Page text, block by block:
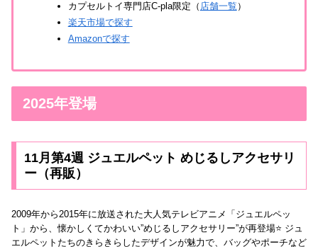
カプセルトイ専門店C-pla限定（ 店舗一覧 ）
楽天市場で探す
Amazonで探す
2025年登場
11月第4週 ジュエルペット めじるしアクセサリ
ー（再販）
2009年から2015年に放送された大人気テレビアニメ「ジュエルペッ
ト」から、懐かしくてかわいい”めじるしアクセサリー”が再登場⭐️ ジュ
エルペットたちのきらきらしたデザインが魅力で、バッグやポーチなど